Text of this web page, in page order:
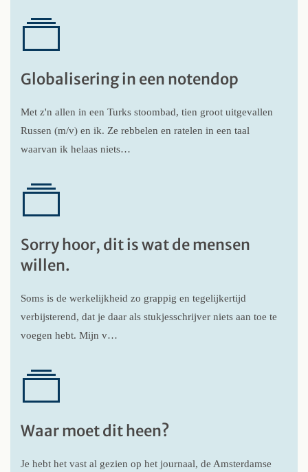
Globalisering in een notendop
Met z'n allen in een Turks stoombad, tien groot uitgevallen
Russen (m/v) en ik. Ze rebbelen en ratelen in een taal
waarvan ik helaas niets…
Sorry hoor, dit is wat de mensen
willen.
Soms is de werkelijkheid zo grappig en tegelijkertijd
verbijsterend, dat je daar als stukjesschrijver niets aan toe te
voegen hebt. Mijn v…
Waar moet dit heen?
Je hebt het vast al gezien op het journaal, de Amsterdamse